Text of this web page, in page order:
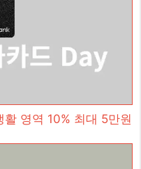
영역 10% 최대 5만원